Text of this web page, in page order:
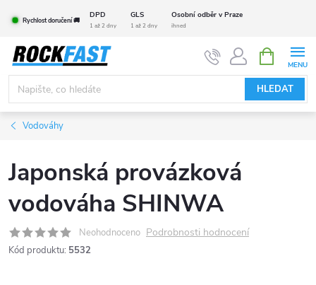
obsah
Rychlost doručení 🚚
DPD GLS Osobní odběr v Praze
1 až 2 dny 1 až 2 dny ihned
HLEDAT
NÁKUPNÍ
KOŠÍK
Vodováhy
Japonská provázková
vodováha SHINWA
Neohodnoceno Podrobnosti hodnocení
Kód produktu: 5532